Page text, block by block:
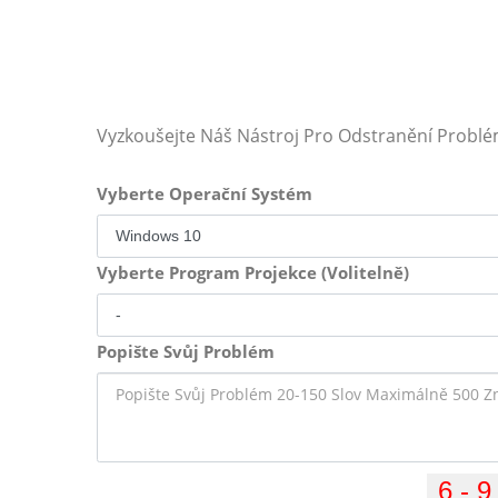
Vyzkoušejte Náš Nástroj Pro Odstranění
Vyberte Operační Systém
Vyberte Program Projekce (Volitelně)
Popište Svůj Problém